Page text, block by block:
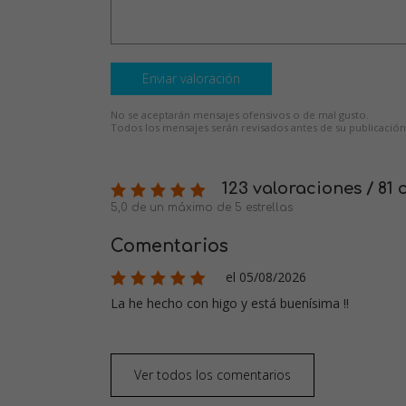
Enviar valoración
No se aceptarán mensajes ofensivos o de mal gusto.
Todos los mensajes serán revisados antes de su
123 valoraciones / 81
5,0 de un máximo de 5 estrellas
Comentarios
el 05/08/2026
La he hecho con higo y está buenísima !!
Ver todos los comentarios